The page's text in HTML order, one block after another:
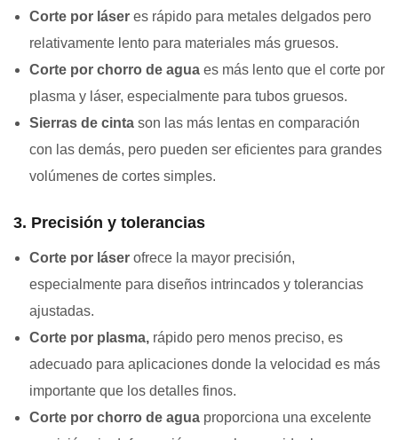
Corte por láser es rápido para metales delgados pero
relativamente lento para materiales más gruesos.
Corte por chorro de agua es más lento que el corte por
plasma y láser, especialmente para tubos gruesos.
Sierras de cinta son las más lentas en comparación
con las demás, pero pueden ser eficientes para grandes
volúmenes de cortes simples.
3. Precisión y tolerancias
Corte por láser ofrece la mayor precisión,
especialmente para diseños intrincados y tolerancias
ajustadas.
Corte por plasma, rápido pero menos preciso, es
adecuado para aplicaciones donde la velocidad es más
importante que los detalles finos.
Corte por chorro de agua proporciona una excelente